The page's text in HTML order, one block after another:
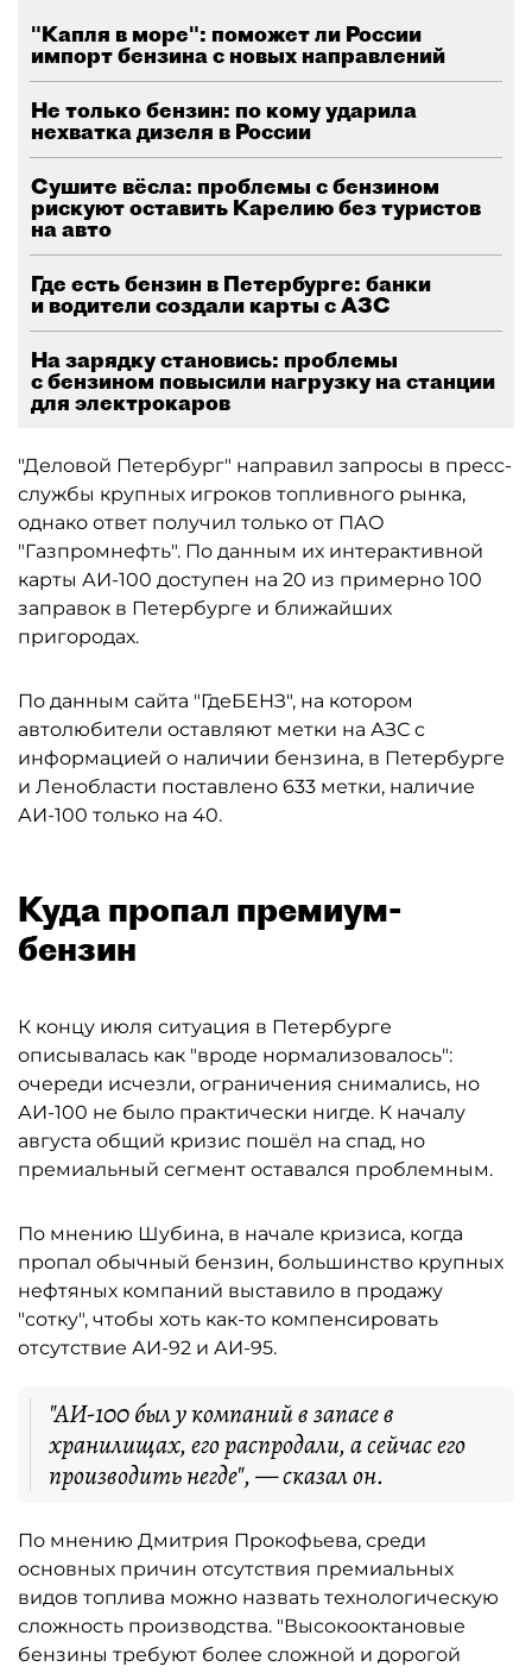
"Капля в море": поможет ли России
импорт бензина с новых направлений
Не только бензин: по кому ударила
нехватка дизеля в России
Сушите вёсла: проблемы с бензином
рискуют оставить Карелию без туристов
на авто
Где есть бензин в Петербурге: банки
и водители создали карты с АЗС
На зарядку становись: проблемы
с бензином повысили нагрузку на станции
для электрокаров
"Деловой Петербург" направил запросы в пресс-
службы крупных игроков топливного рынка,
однако ответ получил только от ПАО
"Газпромнефть". По данным их интерактивной
карты АИ-100 доступен на 20 из примерно 100
заправок в Петербурге и ближайших
пригородах.
По данным сайта "ГдеБЕНЗ", на котором
автолюбители оставляют метки на АЗС с
информацией о наличии бензина, в Петербурге
и Ленобласти поставлено 633 метки, наличие
АИ-100 только на 40.
Куда пропал премиум-
бензин
К концу июля ситуация в Петербурге
описывалась как "вроде нормализовалось":
очереди исчезли, ограничения снимались, но
АИ-100 не было практически нигде. К началу
августа общий кризис пошёл на спад, но
премиальный сегмент оставался проблемным.
По мнению Шубина, в начале кризиса, когда
пропал обычный бензин, большинство крупных
нефтяных компаний выставило в продажу
"сотку", чтобы хоть как-то компенсировать
отсутствие АИ-92 и АИ-95.
"АИ-100 был у компаний в запасе в
хранилищах, его распродали, а сейчас его
производить негде", — сказал он.
По мнению Дмитрия Прокофьева, среди
основных причин отсутствия премиальных
видов топлива можно назвать технологическую
сложность производства. "Высокооктановые
бензины требуют более сложной и дорогой